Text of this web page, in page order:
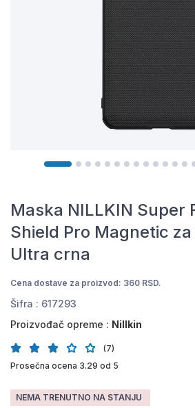
Maska NILLKIN Super
Shield Pro Magnetic za
Ultra crna
Cena dostave za proizvod: 360 RSD.
Šifra : 617293
Proizvođač opreme : Nillkin
(7)
Prosečna ocena 3.29 od 5
NEMA TRENUTNO NA STANJU